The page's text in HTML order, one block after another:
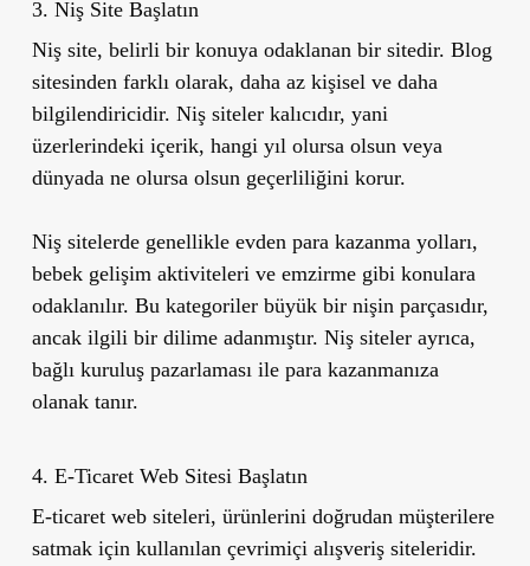
3. Niş Site Başlatın
Niş site, belirli bir konuya odaklanan bir sitedir. Blog
sitesinden farklı olarak, daha az kişisel ve daha
bilgilendiricidir. Niş siteler kalıcıdır, yani
üzerlerindeki içerik, hangi yıl olursa olsun veya
dünyada ne olursa olsun geçerliliğini korur.
Niş sitelerde genellikle evden para kazanma yolları,
bebek gelişim aktiviteleri ve emzirme gibi konulara
odaklanılır. Bu kategoriler büyük bir nişin parçasıdır,
ancak ilgili bir dilime adanmıştır. Niş siteler ayrıca,
bağlı kuruluş pazarlaması ile para kazanmanıza
olanak tanır.
4. E-Ticaret Web Sitesi Başlatın
E-ticaret web siteleri, ürünlerini doğrudan müşterilere
satmak için kullanılan çevrimiçi alışveriş siteleridir.